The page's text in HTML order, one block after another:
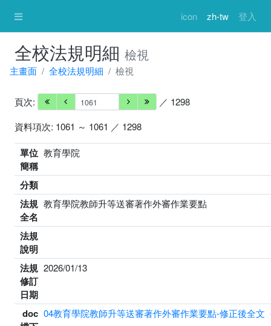
icon zh-tw 登入
全校法規明細 檢視
主畫面 全校法規明細 檢視
頁次:
／ 1298
資料項次: 1061 ～ 1061 ／ 1298
單位
簡稱
教育學院
分類
法規
全名
教育學院教師升等送審著作外審作業要點
法規
說明
法規
修訂
日期
2026/01/13
doc 04教育學院教師升等送審著作外審作業要點-修正後全文